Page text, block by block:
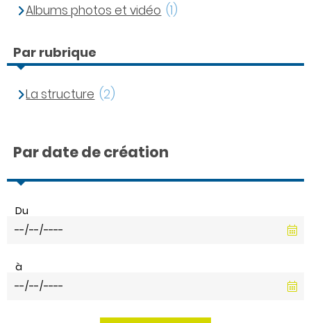
Albums photos et vidéo (1)
Par rubrique
La structure (2)
Par date de création
Du
à